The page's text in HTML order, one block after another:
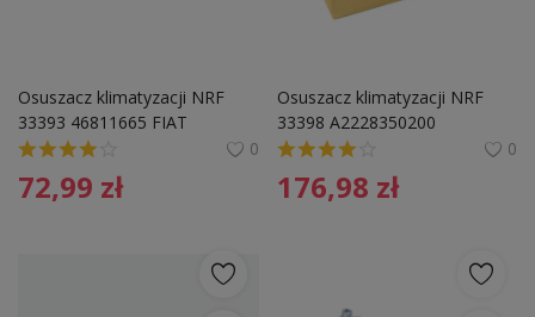
Osuszacz klimatyzacji NRF
33393 46811665 FIAT
0
72,99 zł
Osuszacz klimatyzacji NRF
33398 A2228350200
MERCEDES
0
176,98 zł